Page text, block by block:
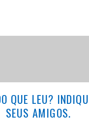
QUE LEU?
SEUS AMIGOS.